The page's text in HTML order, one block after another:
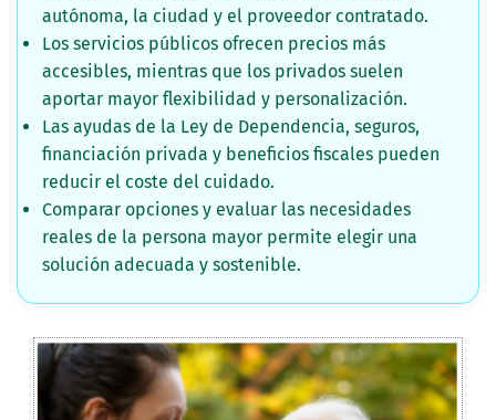
autónoma, la ciudad y el proveedor contratado.
Los servicios públicos ofrecen precios más
accesibles, mientras que los privados suelen
aportar mayor flexibilidad y personalización.
Las ayudas de la Ley de Dependencia, seguros,
financiación privada y beneficios fiscales pueden
reducir el coste del cuidado.
Comparar opciones y evaluar las necesidades
reales de la persona mayor permite elegir una
solución adecuada y sostenible.